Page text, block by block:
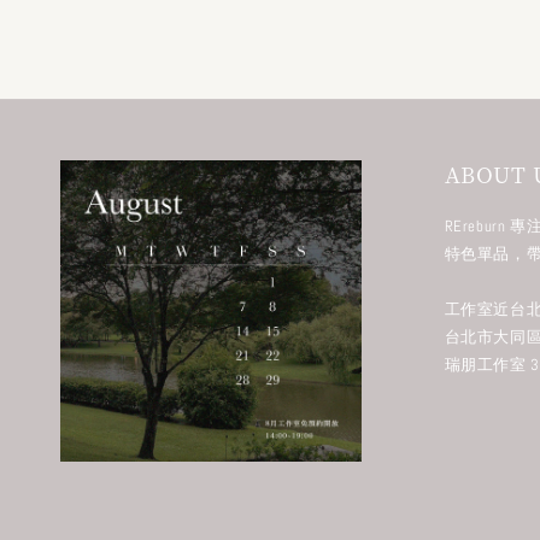
ABOUT
REreburn 專
特色單品，
工作室近台
台北市大同
瑞朋工作室